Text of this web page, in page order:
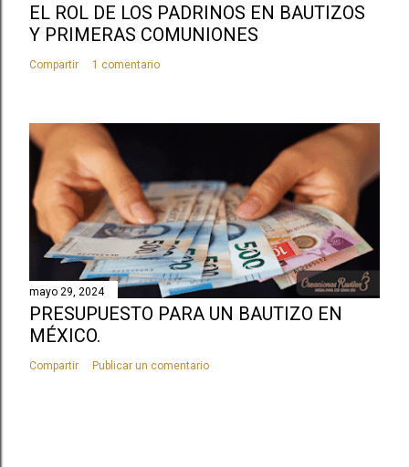
EL ROL DE LOS PADRINOS EN BAUTIZOS
Y PRIMERAS COMUNIONES
Compartir 1 comentario
mayo 29, 2024
PRESUPUESTO PARA UN BAUTIZO EN
MÉXICO.
Compartir Publicar un comentario